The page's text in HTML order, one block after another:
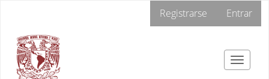
Contenido
principal
Barra
lateral
Registrarse Entrar
Toggle